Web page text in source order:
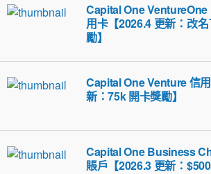
Capital One
用卡【2026.4 更新：改
勵】
Capital One Venture 信
新：75k 開卡獎勵】
Capital One Business
賬戶【2026.3 更新：$500